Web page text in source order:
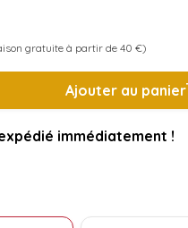
gratuite à partir de 40 €)
Ajouter au panier
immédiatement !